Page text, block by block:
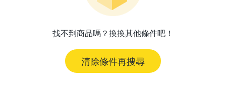
找不到商品嗎？換換其他條件吧！
清除條件再搜尋